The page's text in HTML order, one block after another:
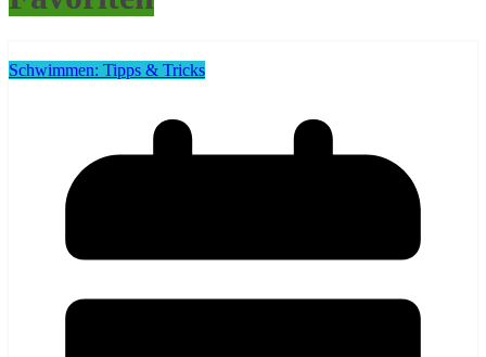
Schwimmen: Tipps & Tricks